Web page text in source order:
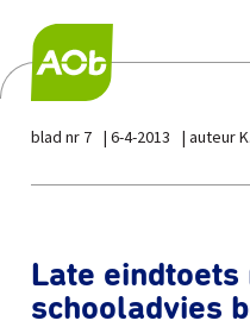
blad nr 7 6-4-2013 auteur
Late eindtoets
schooladvies